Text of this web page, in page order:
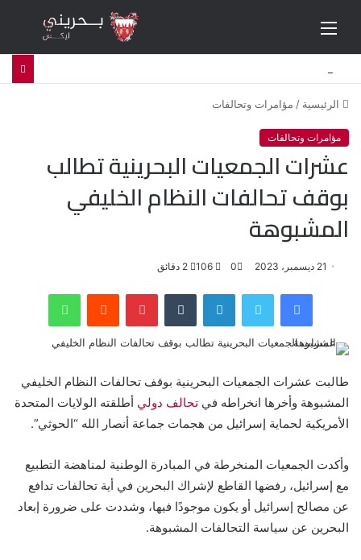
الرئيسية / مؤامرات وتحالفات
مؤامرات وتحالفات
عشرات الجمعيات البحرينية تطالب
بوقف تحالفات النظام الخليفي
المشبوهة
21 ديسمبر، 2023 0
فيسبوك تويتر لينكدإن ‏Tumblr بينتيريست ‏Reddit واتساب
طالبت عشرات الجمعيات البحرينية بوقف تحالفات النظام الخليفي
المشبوهة وأخرها انخراطه في تحالف دولي أطلقته الولايات المتحدة
الأمريكية لحماية إسرائيل من هجمات جماعة أنصار الله “الحوثي”.
وأكدت الجمعيات المنخرطة في المبادرة الوطنية لمناهضة التطبيع
مع إسرائيل، رفضها القاطع لإشراك البحرين في أية تحالفات تدافع
عن مصالح إسرائيل أو يكون موجودًا فيها، وشددت على ضرورة إبعاد
البحرين عن سياسة التحالفات المشبوهة.